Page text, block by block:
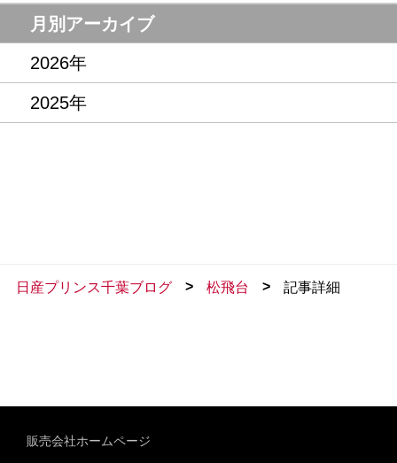
月別アーカイブ
2026年
2025年
日産プリンス千葉ブログ > 松飛台 > 記事詳細
販売会社ホームページ